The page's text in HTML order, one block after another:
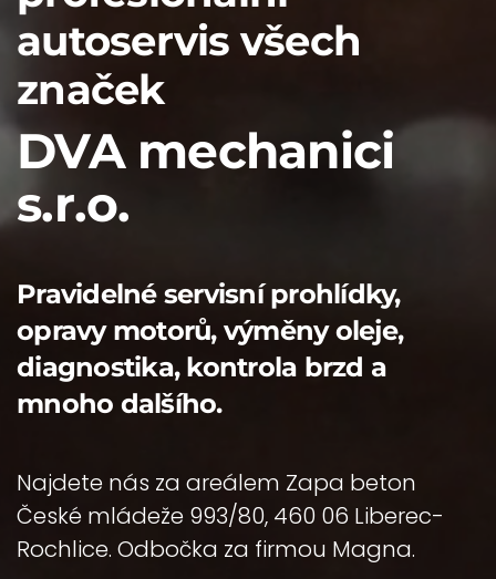
autoservis všech
značek
DVA mechanici
s.r.o.
Pravidelné servisní prohlídky,
opravy motorů, výměny oleje,
diagnostika, kontrola brzd a
mnoho dalšího.
Najdete nás za areálem Zapa beton
České mládeže 993/80, 460 06 Liberec-
Rochlice. Odbočka za firmou Magna.